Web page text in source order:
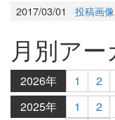
2017/03/01
投稿画
月別ア
2026年 1 2
2025年
1 2